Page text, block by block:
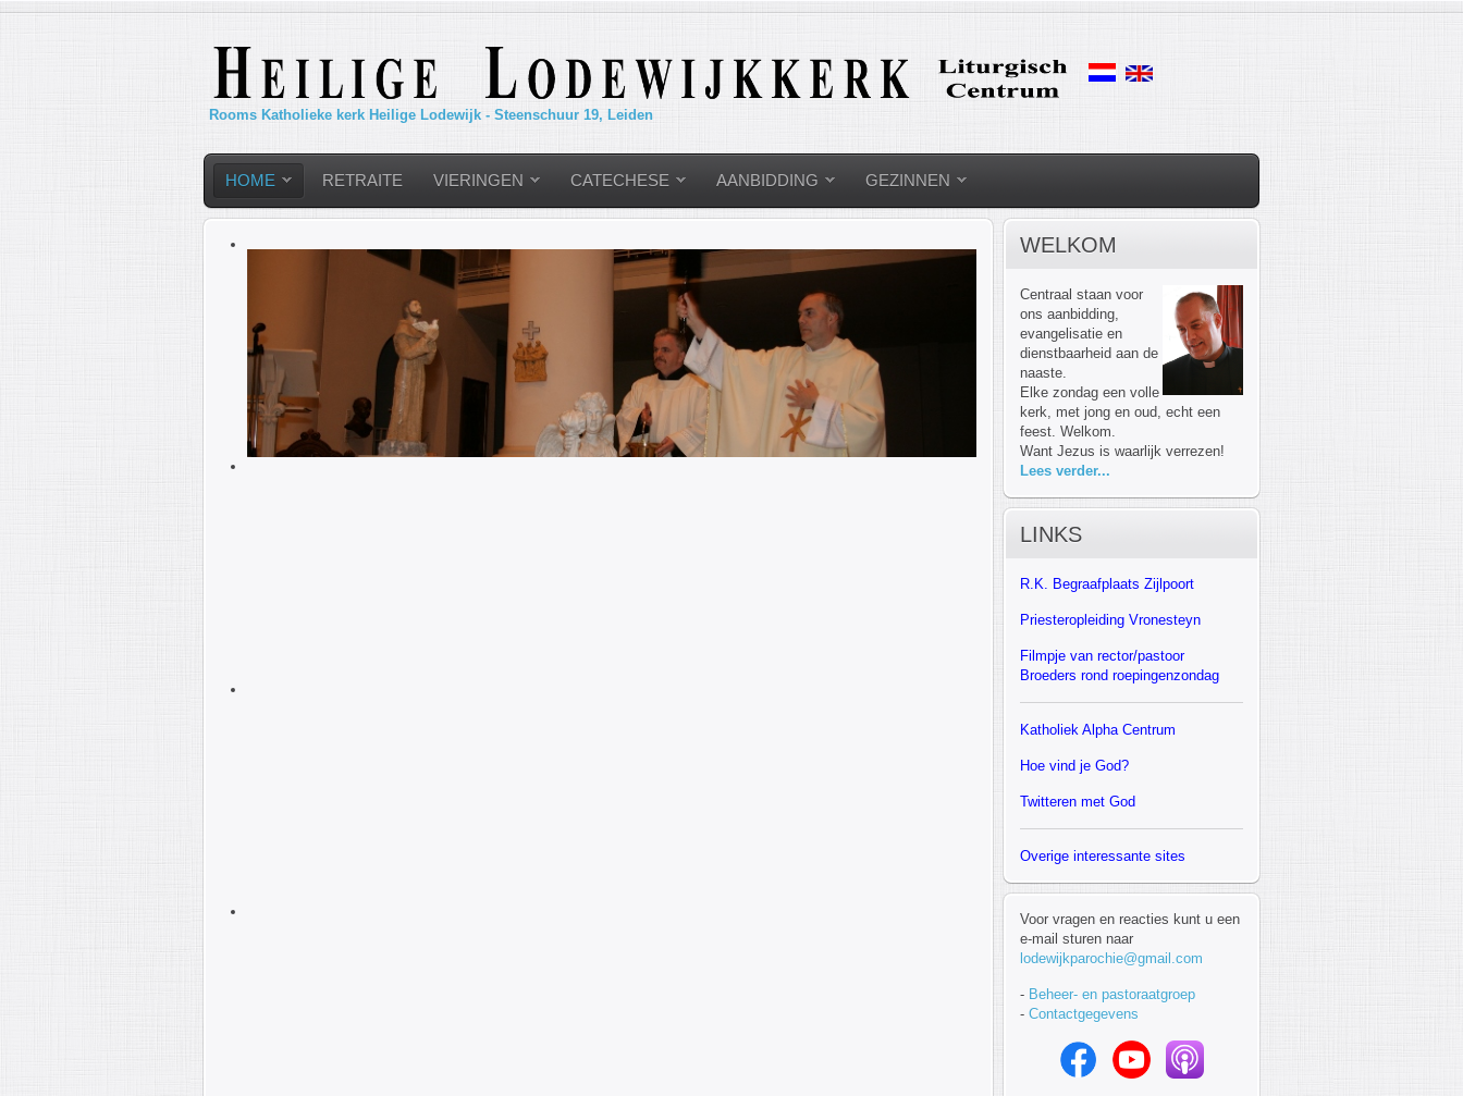
Rooms Katholieke kerk Heilige Lodewijk - Steenschuur 19, Leiden
HOME RETRAITE VIERINGEN CATECHESE AANBIDDING GEZINNEN
WELKOM
Centraal staan voor
ons aanbidding,
evangelisatie en
dienstbaarheid aan de
naaste.
Elke zondag een volle
kerk, met jong en oud, echt een
feest. Welkom.
Want Jezus is waarlijk verrezen!
Lees verder...
LINKS
R.K. Begraafplaats Zijlpoort
Priesteropleiding Vronesteyn
Filmpje van rector/pastoor
Broeders rond roepingenzondag
Katholiek Alpha Centrum
Hoe vind je God?
Twitteren met God
Overige interessante sites
Voor vragen en reacties kunt u een
e-mail sturen naar
lodewijkparochie@gmail.com
- Beheer- en pastoraatgroep
- Contactgegevens